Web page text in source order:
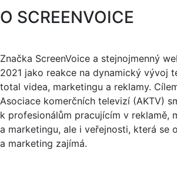
O SCREENVOICE
Značka ScreenVoice a stejnojmenný
2021 jako reakce na dynamický vývoj
total videa, marketingu a reklamy.
Asociace komerčních televizí (AKTV)
k profesionálům pracujícím v reklamě,
a marketingu, ale i veřejnosti, která se
a marketing zajímá.